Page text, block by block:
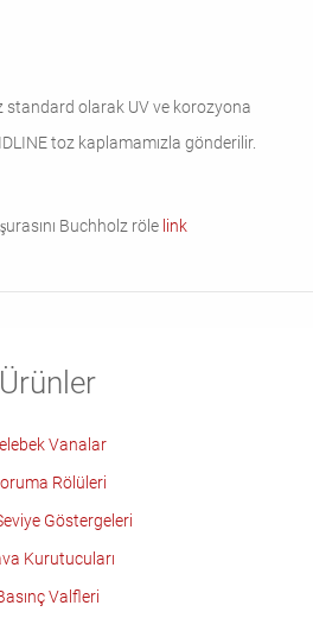
standard olarak UV ve korozyona
toz kaplamamızla gönderilir.
Buchholz röle link
Ürünler
Vanalar
Rölüleri
Göstergeleri
Kurutucuları
Valfleri